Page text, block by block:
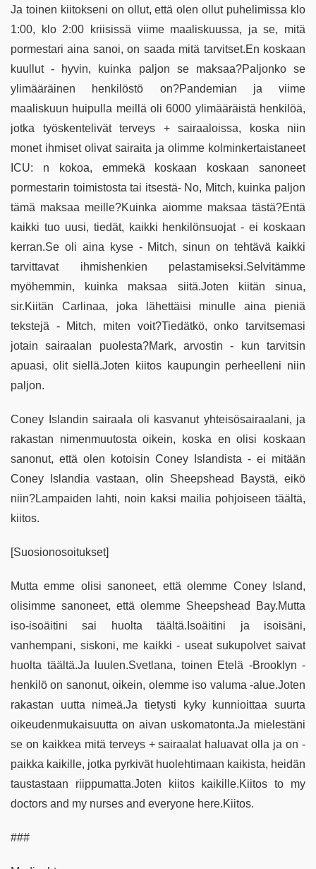
Ja toinen kiitokseni on ollut, että olen ollut puhelimissa klo
1:00, klo 2:00 kriisissä viime maaliskuussa, ja se, mitä
pormestari aina sanoi, on saada mitä tarvitset.En koskaan
kuullut - hyvin, kuinka paljon se maksaa?Paljonko se
ylimääräinen henkilöstö on?Pandemian ja viime
maaliskuun huipulla meillä oli 6000 ylimääräistä henkilöä,
jotka työskentelivät terveys + sairaaloissa, koska niin
monet ihmiset olivat sairaita ja olimme kolminkertaistaneet
ICU: n kokoa, emmekä koskaan koskaan sanoneet
pormestarin toimistosta tai itsestä- No, Mitch, kuinka paljon
tämä maksaa meille?Kuinka aiomme maksaa tästä?Entä
kaikki tuo uusi, tiedät, kaikki henkilönsuojat - ei koskaan
kerran.Se oli aina kyse - Mitch, sinun on tehtävä kaikki
tarvittavat ihmishenkien pelastamiseksi.Selvitämme
myöhemmin, kuinka maksaa siitä.Joten kiitän sinua,
sir.Kiitän Carlinaa, joka lähettäisi minulle aina pieniä
tekstejä - Mitch, miten voit?Tiedätkö, onko tarvitsemasi
jotain sairaalan puolesta?Mark, arvostin - kun tarvitsin
apuasi, olit siellä.Joten kiitos kaupungin perheelleni niin
paljon.
Coney Islandin sairaala oli kasvanut yhteisösairaalani, ja
rakastan nimenmuutosta oikein, koska en olisi koskaan
sanonut, että olen kotoisin Coney Islandista - ei mitään
Coney Islandia vastaan, olin Sheepshead Baystä, eikö
niin?Lampaiden lahti, noin kaksi mailia pohjoiseen täältä,
kiitos.
[Suosionosoitukset]
Mutta emme olisi sanoneet, että olemme Coney Island,
olisimme sanoneet, että olemme Sheepshead Bay.Mutta
iso-isoäitini sai huolta täältä.Isoäitini ja isoisäni,
vanhempani, siskoni, me kaikki - useat sukupolvet saivat
huolta täältä.Ja luulen.Svetlana, toinen Etelä -Brooklyn -
henkilö on sanonut, oikein, olemme iso valuma -alue.Joten
rakastan uutta nimeä.Ja tietysti kyky kunnioittaa suurta
oikeudenmukaisuutta on aivan uskomatonta.Ja mielestäni
se on kaikkea mitä terveys + sairaalat haluavat olla ja on -
paikka kaikille, jotka pyrkivät huolehtimaan kaikista, heidän
taustastaan riippumatta.Joten kiitos kaikille.Kiitos to my
doctors and my nurses and everyone here.Kiitos.
###